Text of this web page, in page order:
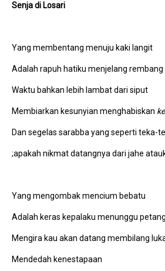
Senja di Losari
Yang membentang menuju kaki langit
Adalah rapuh hatiku menjelang rembang
Waktu bahkan lebih lambat dari siput
Membiarkan kesunyian menghabiskan
Dan segelas sarabba yang seperti teka-
;apakah nikmat datangnya dari jahe
Yang mengombak mencium bebatu
Adalah keras kepalaku menunggu petang
Mengira kau akan datang membilang
Mendedah kenestapaan